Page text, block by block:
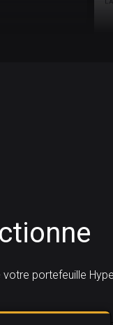
portefeuille